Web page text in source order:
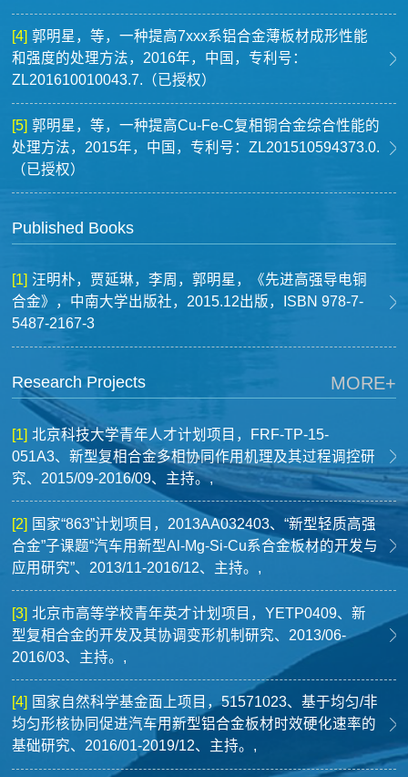
[4] 郭明星，等，一种提高7xxx系铝合金薄板材成形性能
和强度的处理方法，2016年，中国，专利号：
ZL201610010043.7.（已授权）
[5] 郭明星，等，一种提高Cu-Fe-C复相铜合金综合性能的
处理方法，2015年，中国，专利号：ZL201510594373.0.
（已授权）
Published Books
[1] 汪明朴，贾延琳，李周，郭明星，《先进高强导电铜
合金》，中南大学出版社，2015.12出版，ISBN 978-7-
5487-2167-3
Research Projects MORE+
[1] 北京科技大学青年人才计划项目，FRF-TP-15-
051A3、新型复相合金多相协同作用机理及其过程调控研
究、2015/09-2016/09、主持。,
[2] 国家“863”计划项目，2013AA032403、“新型轻质高强
合金”子课题“汽车用新型Al-Mg-Si-Cu系合金板材的开发与
应用研究”、2013/11-2016/12、主持。,
[3] 北京市高等学校青年英才计划项目，YETP0409、新
型复相合金的开发及其协调变形机制研究、2013/06-
2016/03、主持。,
[4]
国家自然科学基金面上项目，51571023、基于均匀/非
均匀形核协同促进汽车用新型铝合金板材时效硬化速率的
基础研究、2016/01-2019/12、主持。,